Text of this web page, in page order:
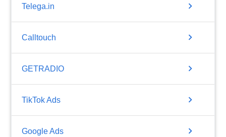
Telega.in chevron_right
Calltouch chevron_right
GETRADIO chevron_right
TikTok Ads chevron_right
Google Ads chevron_right